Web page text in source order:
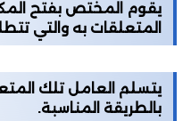
يقوم المختص بفتح
المتعلقات به والتي
يتسلم العامل تلك
بالطريقة المناسبة.